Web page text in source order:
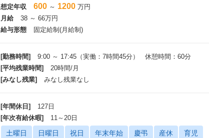
想定年収 600 ～ 1200 万円
月給
38 ～ 66万円
給与形態
固定給制(月給制)
[勤務時間]
9:00 ～ 17:45（実働：7時間45分） 休憩時間：60分
[平均残業時間]
20時間/月
[みなし残業]
みなし残業なし
[年間休日]
127日
[年次有給休暇]
11～20日
土曜日 日曜日 祝日 年末年始 慶弔 産休 育児